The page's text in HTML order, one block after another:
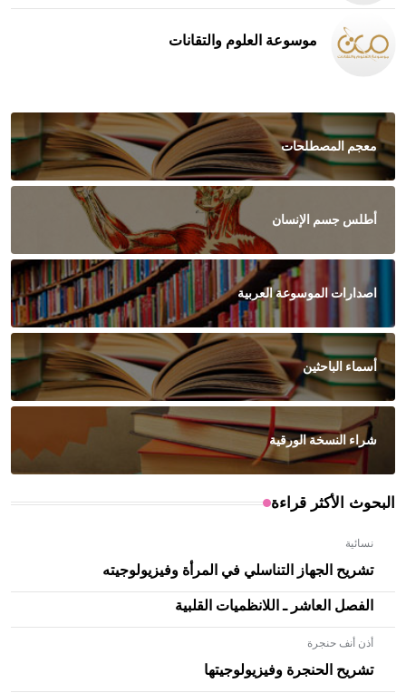
موسوعة العلوم والتقانات
معجم المصطلحات
أطلس جسم الإنسان
اصدارات الموسوعة العربية
أسماء الباحثين
شراء النسخة الورقية
البحوث الأكثر قراءة
نسائية
تشريح الجهاز التناسلي في المرأة وفيزيولوجيته
الفصل العاشر ـ اللانظميات القلبية
أذن أنف حنجرة
تشريح الحنجرة وفيزيولوجيتها